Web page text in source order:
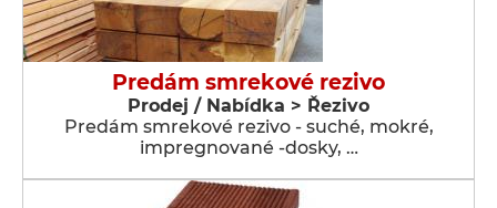
Predám smrekové rezivo
Prodej / Nabídka > Řezivo
Predám smrekové rezivo - suché, mokré,
impregnované -dosky, …